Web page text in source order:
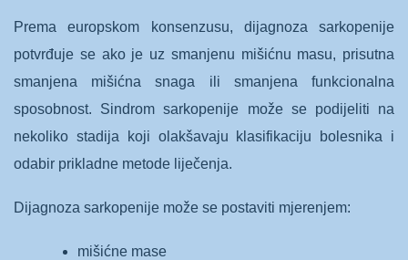
Prema europskom konsenzusu, dijagnoza sarkopenije
potvrđuje se ako je uz smanjenu mišićnu masu, prisutna
smanjena mišićna snaga ili smanjena funkcionalna
sposobnost. Sindrom sarkopenije može se podijeliti na
nekoliko stadija koji olakšavaju klasifikaciju bolesnika i
odabir prikladne metode liječenja.
Dijagnoza sarkopenije može se postaviti mjerenjem:
mišićne mase